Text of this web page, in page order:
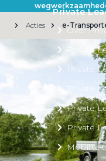
Private
Over
Private
Private
Private
Private
Private
Acties e-